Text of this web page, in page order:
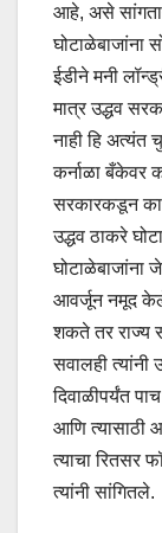
आहे, असे
घोटाळेबाजांना
ईडीने मनी
मात्र उद्धव
नाही हि अत्यंत
कर्नाळा बँकेवर
सरकारकडून
उद्धव ठाकरे
घोटाळेबाजांना
आवर्जून नमूद
शकते तर राज्य
सवालही
दिवाळीपर्यंत
आणि त्यासाठी
त्याचा रितसर
त्यांनी सांगितले.